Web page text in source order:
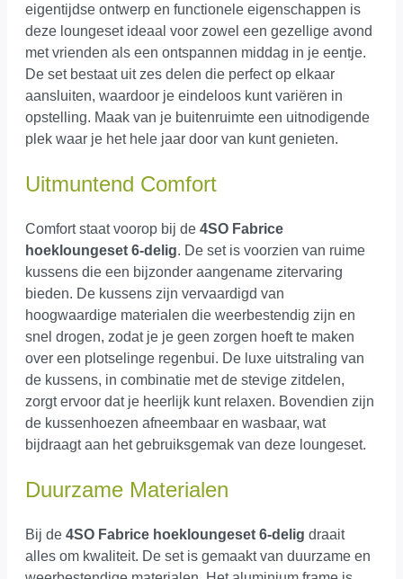
eigentijdse ontwerp en functionele eigenschappen is
deze loungeset ideaal voor zowel een gezellige avond
met vrienden als een ontspannen middag in je eentje.
De set bestaat uit zes delen die perfect op elkaar
aansluiten, waardoor je eindeloos kunt variëren in
opstelling. Maak van je buitenruimte een uitnodigende
plek waar je het hele jaar door van kunt genieten.
Uitmuntend Comfort
Comfort staat voorop bij de 4SO Fabrice
hoekloungeset 6-delig. De set is voorzien van ruime
kussens die een bijzonder aangename zitervaring
bieden. De kussens zijn vervaardigd van
hoogwaardige materialen die weerbestendig zijn en
snel drogen, zodat je je geen zorgen hoeft te maken
over een plotselinge regenbui. De luxe uitstraling van
de kussens, in combinatie met de stevige zitdelen,
zorgt ervoor dat je heerlijk kunt relaxen. Bovendien zijn
de kussenhoezen afneembaar en wasbaar, wat
bijdraagt aan het gebruiksgemak van deze loungeset.
Duurzame Materialen
Bij de 4SO Fabrice hoekloungeset 6-delig draait
alles om kwaliteit. De set is gemaakt van duurzame en